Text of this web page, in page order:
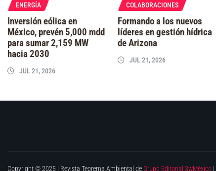
ENERGÍA
Inversión eólica en
México, prevén 5,000 mdd
para sumar 2,159 MW
hacia 2030
JUL 21, 2026
COLABORACIONES
Formando a los nuevos
líderes en gestión hídrica
de Arizona
JUL 21, 2026
Copyright © 2025 | Revista Teorema Ambiental de Grupo Editorial 3wMéxico |